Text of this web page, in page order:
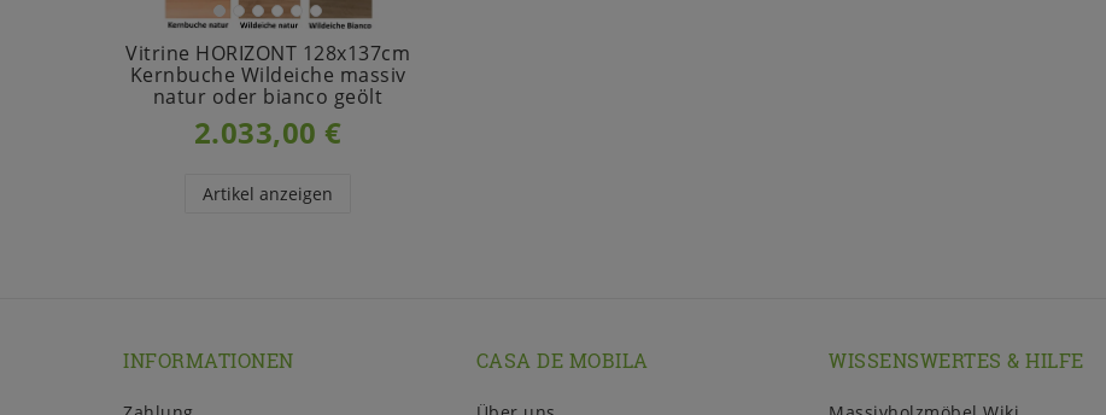
Vitrine HORIZONT 128x137cm
Kernbuche Wildeiche massiv
natur oder bianco geölt
2.033,00 €
Artikel anzeigen
INFORMATIONEN CASA DE MOBILA WISSENSWERTES & HILFE